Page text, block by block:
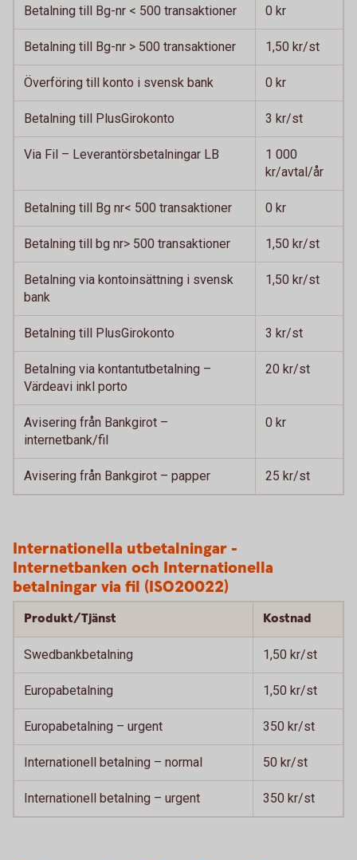
Betalning till Bg-nr < 500 transaktioner 0 kr
Betalning till Bg-nr > 500 transaktioner 1,50 kr/st
Överföring till konto i svensk bank 0 kr
Betalning till PlusGirokonto 3 kr/st
Via Fil – Leverantörsbetalningar LB
1 000
kr/avtal/år
Betalning till Bg nr< 500 transaktioner 0 kr
Betalning till bg nr> 500 transaktioner 1,50 kr/st
Betalning via kontoinsättning i svensk
bank
1,50 kr/st
Betalning till PlusGirokonto 3 kr/st
Betalning via kontantutbetalning –
Värdeavi inkl porto
20 kr/st
Avisering från Bankgirot –
internetbank/fil
0 kr
Avisering från Bankgirot – papper 25 kr/st
Internationella utbetalningar -
Internetbanken och Internationella
betalningar via fil (ISO20022)
Produkt/Tjänst Kostnad
Swedbankbetalning 1,50 kr/st
Europabetalning 1,50 kr/st
Europabetalning – urgent 350 kr/st
Internationell betalning – normal 50 kr/st
Internationell betalning – urgent 350 kr/st